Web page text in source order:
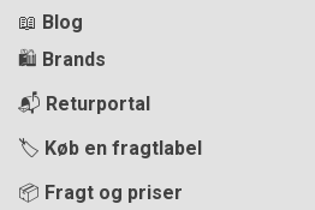
📖 Blog
🛍️ Brands
📬 Returportal
🏷️ Køb en fragtlabel
📦 Fragt og priser